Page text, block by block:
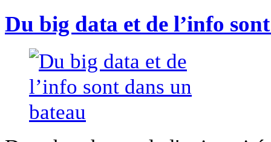
Du big data et de l’info